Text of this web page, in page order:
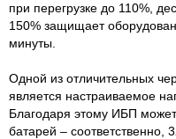
при перегрузке до 110%,
150% защищает
минуты.
Одной из отличительных
является настраиваемое
Благодаря этому ИБП
батарей – соответственно,